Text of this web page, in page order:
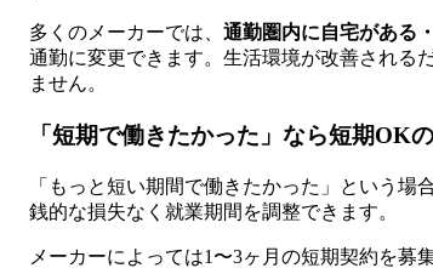
多くのメーカーでは、 通勤圏内に自宅がある
通勤に変更できます。生活環境が改善される
ません。
「短期で働きたかった」なら短期OK
「もっと短い期間で働きたかった」という
銭的な損失なく就業期間を調整できます。
メーカーによっては1〜3ヶ月の短期契約を